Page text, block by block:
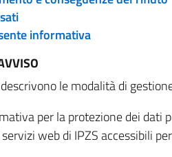
informativa
le modalità di
per la protezione dei dati
web di IPZS accessibili